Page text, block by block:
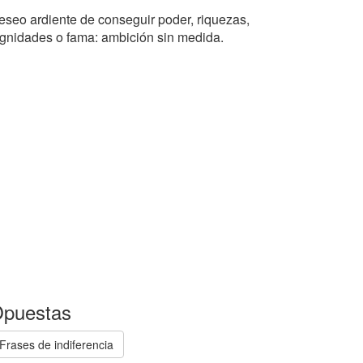
ardiente de conseguir poder, riquezas,
o fama: ambición sin medida.
Frases de indiferencia